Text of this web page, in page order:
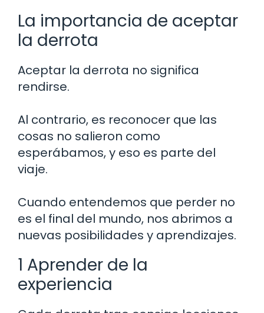
La importancia de aceptar
la derrota
Aceptar la derrota no significa
rendirse.
Al contrario, es reconocer que las
cosas no salieron como
esperábamos, y eso es parte del
viaje.
Cuando entendemos que perder no
es el final del mundo, nos abrimos a
nuevas posibilidades y aprendizajes.
1 Aprender de la
experiencia